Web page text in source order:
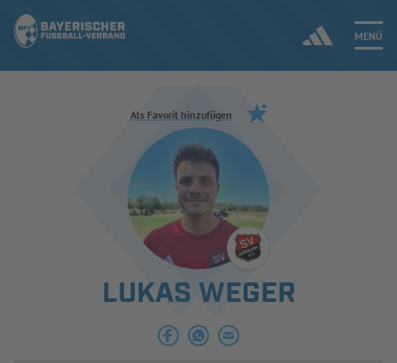
MENÜ
Jetzt einloggen
ERGEBNISSE & WETTBEWERBE
SPIELBETRIEB & VERBANDSLEBEN
AUSBILDUNG & FÖRDERUNG
Als Favorit hinzufügen
LUKAS WEGER